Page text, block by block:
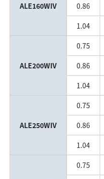
ALE160WⅣ 0.86
1.04
ALE200WⅣ
0.75
0.86
1.04
ALE250WⅣ
0.75
0.86
1.04
0.75